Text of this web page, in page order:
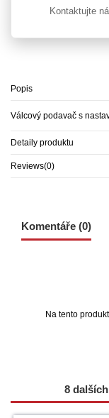
Kontaktujte
Popis
Válcový podavač s
Detaily produktu
Reviews(0)
Komentáře (0)
Na tento
8